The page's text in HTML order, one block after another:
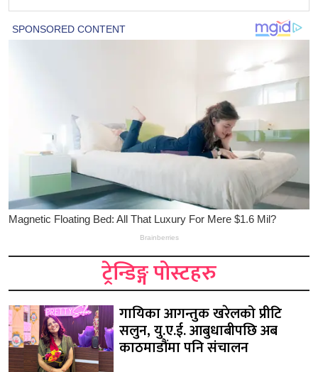
ट्रेन्डिङ्ग पोस्टहरु
गायिका आगन्तुक खरेलको प्रीटि
सलुन, यु.ए.ई. आबुधाबीपछि अब
काठमाडौंमा पनि संचालन